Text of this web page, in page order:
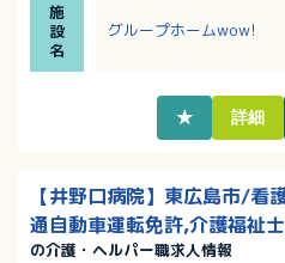
・駅から徒歩5分と通勤
・1～3歳までの保育所完
施
設
名
グループホームwow!
★ 詳細
【井野口病院】東広島市/
通自動車運転免許,介護福祉
の介護・ヘルパー職求人情報